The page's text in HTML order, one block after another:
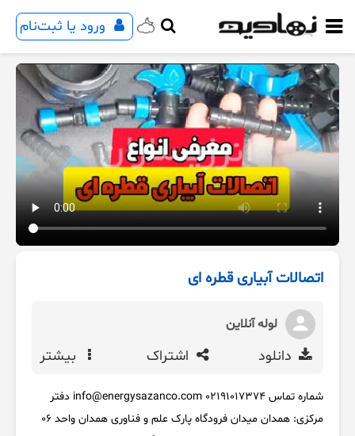
ورود یا ثبت‌نام
اتصالات آبیاری قطره ای
لوله آنلاین
دانلود اشتراک بیشتر
شماره تماس 02191017374 info@energysazanco.com دفتر
مرکزی: همدان میدان فرودگاه پارک علم و فناوری همدان واحد 06